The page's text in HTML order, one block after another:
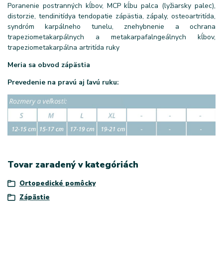
Poranenie postranných kĺbov, MCP kĺbu palca (lyžiarsky palec),
distorzie, tendinitídya tendopatie zápästia, zápaly, osteoartritída,
syndróm karpálneho tunelu, znehybnenie a ochrana
trapeziometakarpálnych a metakarpafalngeálnych kĺbov,
trapeziometakarpálna artritída ruky
Meria sa obvod zápästia
Prevedenie na pravú aj ľavú ruku:
Tovar zaradený v kategóriách
Ortopedické pomôcky
Zápästie